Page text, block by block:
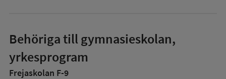
Behöriga till gymnasieskolan,
yrkesprogram
Frejaskolan F-9